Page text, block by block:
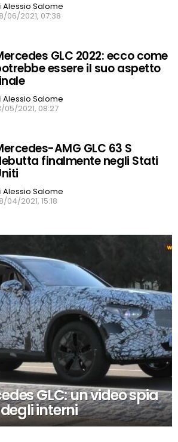
Alessio Salome
06/2021, 07:38
GLC 2022: ecco come
essere il suo aspetto
Alessio Salome
05/2021, 08:27
AMG GLC 63 S
finalmente negli Stati
Alessio Salome
04/2021, 15:18
GLC: un video spia
interni